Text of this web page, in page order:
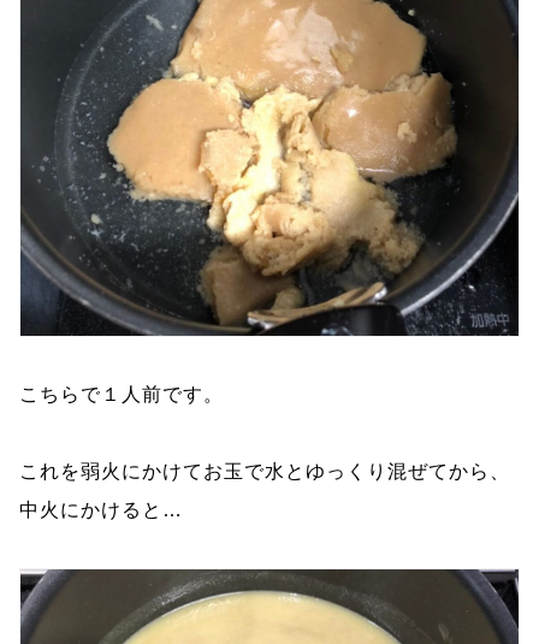
こちらで１人前です。
これを弱火にかけてお玉で水とゆっくり混ぜてから、
中火にかけると…